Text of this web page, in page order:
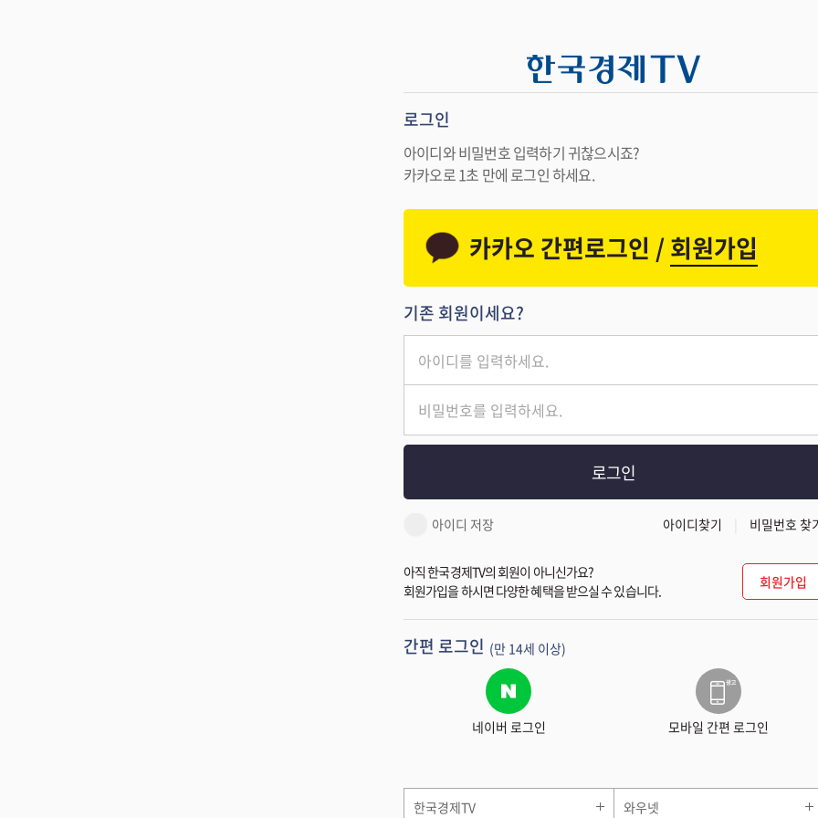
로그인
아이디와 비밀번호 입력하기 귀찮으시죠?
카카오로 1초 만에 로그인 하세요.
카카오 간편로그인 /회원가입
기존 회원이세요?
로그인
아이디 저장 아이디찾기 비밀번호 찾
아직 한국경제TV의 회원이 아니신가요?
회원가입을 하시면 다양한 혜택을 받으실 수 있습니다.
회원가입
간편 로그인 (만 14세 이상)
네이버 로그인 모바일 간편 로그인
한국경제TV 와우넷